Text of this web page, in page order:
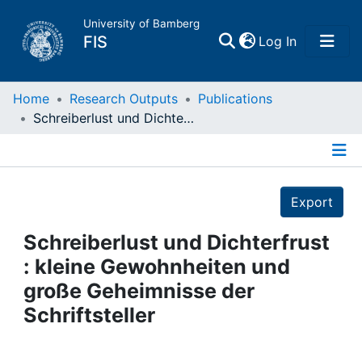
University of Bamberg
FIS Log In(current)
Home
Projects
People
Institutions
Home Research Outputs
Publications
Schreiberlust und Dichterfrust : kleine Gewohnheiten und große Geheimnisse der Schriftsteller
Export
Schreiberlust und Dichterfrust
: kleine Gewohnheiten und
große Geheimnisse der
Schriftsteller